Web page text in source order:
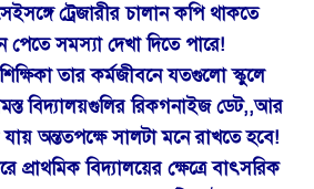
ট্রেজারীর চালান কপি থাকতে
সমস্যা দেখা দিতে পারে!
তার কর্মজীবনে যতগুলো স্কুলে
বিদ্যালয়গুলির রিকগনাইজ ডেট,,আর
অন্ততপক্ষে সালটা মনে রাখতে হবে!
প্রাথমিক বিদ্যালয়ের ক্ষেত্রে বাৎসরিক